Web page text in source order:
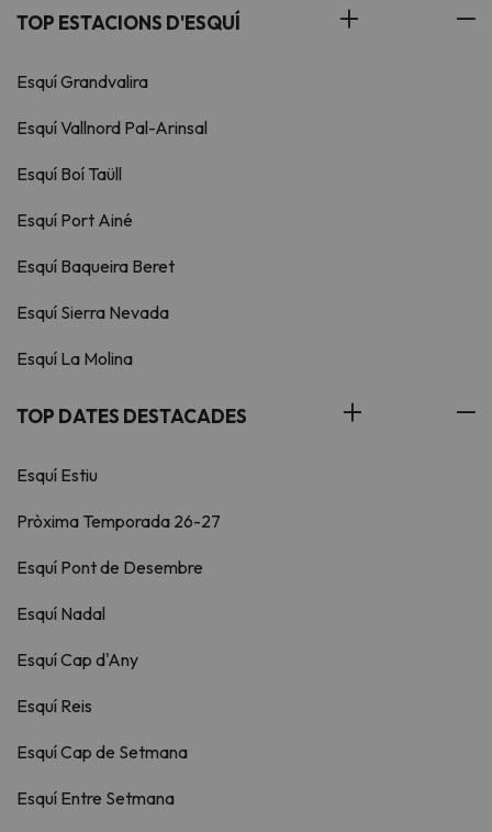
TOP ESTACIONS D'ESQUÍ
Esquí Grandvalira
Esquí Vallnord Pal-Arinsal
Esquí Boí Taüll
Esquí Port Ainé
Esquí Baqueira Beret
Esquí Sierra Nevada
Esquí La Molina
TOP DATES DESTACADES
Esquí Estiu
Pròxima Temporada 26-27
Esquí Pont de Desembre
Esquí Nadal
Esquí Cap d'Any
Esquí Reis
Esquí Cap de Setmana
Esquí Entre Setmana